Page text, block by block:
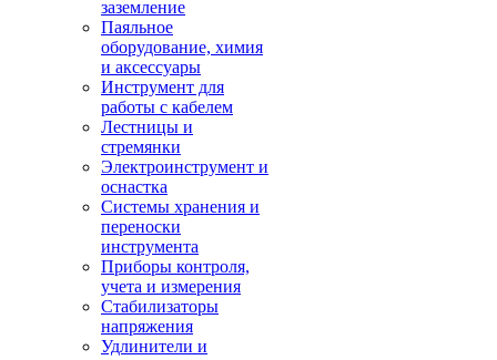
заземление
Паяльное
оборудование, химия
и аксессуары
Инструмент для
работы с кабелем
Лестницы и
стремянки
Электроинструмент и
оснастка
Системы хранения и
переноски
инструмента
Приборы контроля,
учета и измерения
Стабилизаторы
напряжения
Удлинители и